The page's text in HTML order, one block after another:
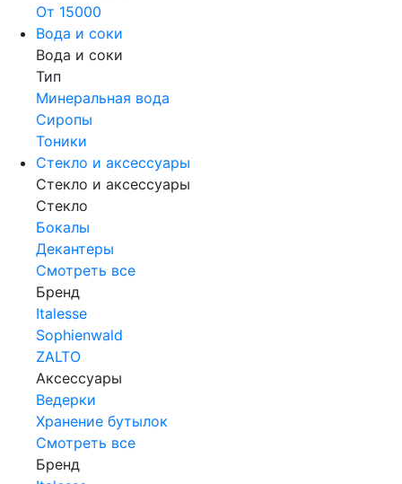
От 15000
Вода и соки
Вода и соки
Тип
Минеральная вода
Сиропы
Тоники
Стекло и аксессуары
Стекло и аксессуары
Стекло
Бокалы
Декантеры
Смотреть все
Бренд
Italesse
Sophienwald
ZALTO
Аксессуары
Ведерки
Хранение бутылок
Смотреть все
Бренд